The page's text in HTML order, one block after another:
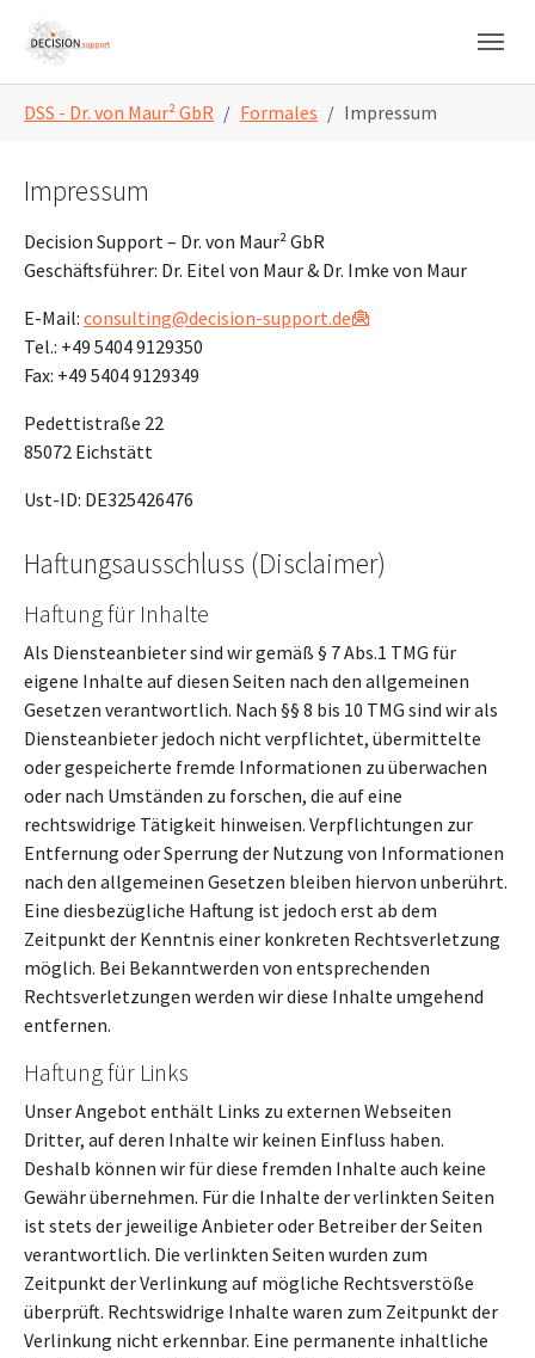
DSS - Dr. von Maur² GbR Formales Impressum
Impressum
Decision Support – Dr. von Maur² GbR
Geschäftsführer: Dr. Eitel von Maur & Dr. Imke von Maur
E-Mail: consulting@decision-support.de
Tel.: +49 5404 9129350
Fax: +49 5404 9129349
Pedettistraße 22
85072 Eichstätt
Ust-ID: DE325426476
Haftungsausschluss (Disclaimer)
Haftung für Inhalte
Als Diensteanbieter sind wir gemäß § 7 Abs.1 TMG für
eigene Inhalte auf diesen Seiten nach den allgemeinen
Gesetzen verantwortlich. Nach §§ 8 bis 10 TMG sind wir als
Diensteanbieter jedoch nicht verpflichtet, übermittelte
oder gespeicherte fremde Informationen zu überwachen
oder nach Umständen zu forschen, die auf eine
rechtswidrige Tätigkeit hinweisen. Verpflichtungen zur
Entfernung oder Sperrung der Nutzung von Informationen
nach den allgemeinen Gesetzen bleiben hiervon unberührt.
Eine diesbezügliche Haftung ist jedoch erst ab dem
Zeitpunkt der Kenntnis einer konkreten Rechtsverletzung
möglich. Bei Bekanntwerden von entsprechenden
Rechtsverletzungen werden wir diese Inhalte umgehend
entfernen.
Haftung für Links
Unser Angebot enthält Links zu externen Webseiten
Dritter, auf deren Inhalte wir keinen Einfluss haben.
Deshalb können wir für diese fremden Inhalte auch keine
Gewähr übernehmen. Für die Inhalte der verlinkten Seiten
ist stets der jeweilige Anbieter oder Betreiber der Seiten
verantwortlich. Die verlinkten Seiten wurden zum
Zeitpunkt der Verlinkung auf mögliche Rechtsverstöße
überprüft. Rechtswidrige Inhalte waren zum Zeitpunkt der
Verlinkung nicht erkennbar. Eine permanente inhaltliche